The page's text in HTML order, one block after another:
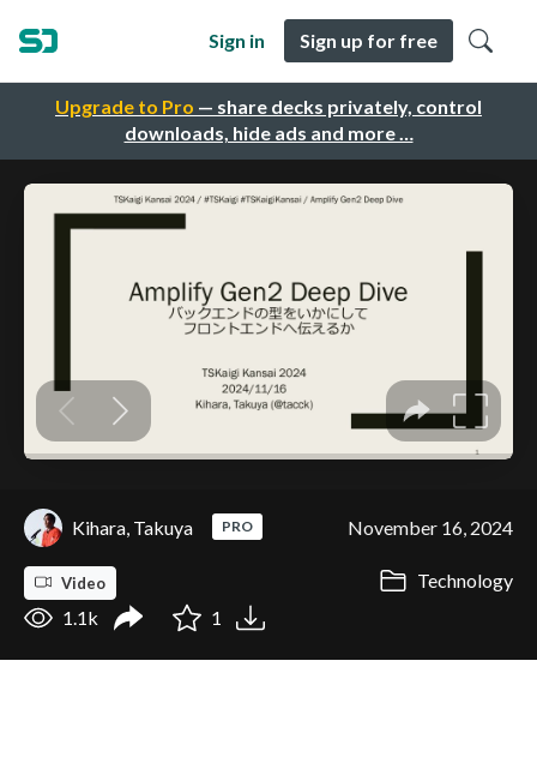
Upgrade to Pro — share decks privately, control
downloads, hide ads and more …
Sign in Sign up for free
Kihara, Takuya PRO November 16, 2024
Video
Technology
1.1k
1